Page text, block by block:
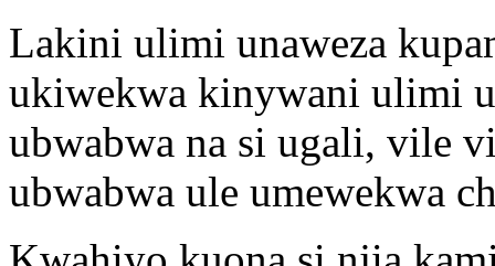
Lakini ulimi unaweza
ukiwekwa kinywani ulimi
ubwabwa na si ugali, vile
ubwabwa ule umewekwa